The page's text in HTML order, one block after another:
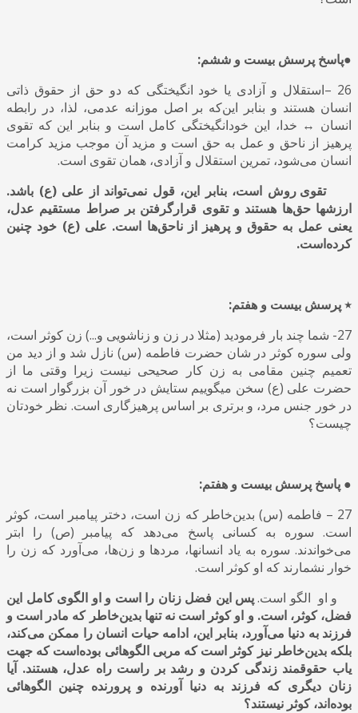
●پاسخ پرسش بیست و ششم:
26 –استقلال و آزادی یا خود انگیختگی که دو حق از حقوق ذاتی
انسان هستند و بنابر این‌که بر اصل موزانه عدمی، لذا، در رابطه
انسان ↔ خدا، این خودانگیختگی کامل است و بنابر این که تقوی
پرهیز از ناحق و عمل به حق است و مزید آن موجب مزید کرامت
انسان می‌شود، تمرین استقلال و آزادی، همان تقوی است.
تقوی روش است، بنابر این، قول نمی‌تواند از علی (ع) باشد.
ارزشها حق‌ها هستند و تقوی قرارگرفتن بر صراط مستقیم عدل،
یعنی عمل به حقوق و پرهیز از ناحق‌ها است. علی (ع) خود چنین
کرده‌است.
٭ پرسش بیست و هفتم:
27- شما چند بار فرمودید (مثلا در زن و زناشویی و...) زن کوثر است،
ولی سوره کوثر در شان حضرت فاطمه (س) نازل شد و از دید من
تعمیم چنین مقامی به زن کار صحیحی نیست زیرا وقتی ما از
حضرت علی (ع) سخن میگوییم ستایش در خور آن بزرگوار است نه
در خور جنس مرد، و برتری بر اساس پرهیزگاری است. نظر خودتان
چیست؟
● پاسخ پرسش بیست و هفتم:
27 – فاطمه (س) بدین‌خاطر که زن است، دختر پیامبر است
، کوثر
است. سوره به کسانی پاسخ می‌دهد که پیامبر (ص) را ابتر
می‌خواندند. سوره به یاد انسانها، مردها و زن‌ها، می‌آورد که زن را
خوار نشمارند که او کوثر است.
و او الگو است.پس این فضل زنان را است و او الگوی کامل این
فضل، کوثر، است. و او کوثر است نه تنها بدین‌خاطر که مادر است و
فرزند به دنیا می‌‌آورد، بنابر این، ادامه حیات انسان را ممکن می‌کند،
بلکه بدین‌خاطر نیز کوثر است که مربی الگوهائی بوده‌است که جهت
یاب حقوقمند زندگی کردن و رشد بر راست راه عدل، هستند. آیا
زنان دیگری که فرزند به دنیا آورنده و پرورنده چنین الگوهائی
بوده‌اند، کوثر نیستند؟